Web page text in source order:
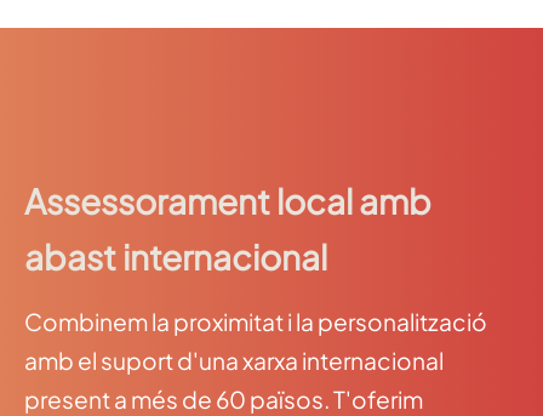
Assessorament local amb
abast internacional
Combinem la proximitat i la personalització
amb el suport d'una xarxa internacional
present a més de 60 països. T'oferim